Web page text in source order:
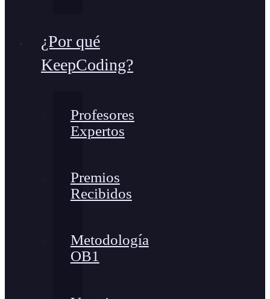
¿Por qué
KeepCoding?
Profesores
Expertos
Premios
Recibidos
Metodología
OB1